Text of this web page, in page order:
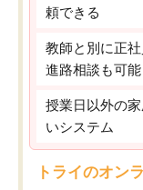
頼できる
教師と別に正
進路相談も可能
授業日以外の
いシステム
トライのオン